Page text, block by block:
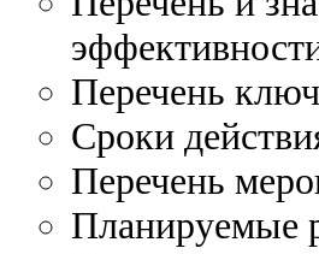
Перечень
Сроки
Перечень
Планируемые